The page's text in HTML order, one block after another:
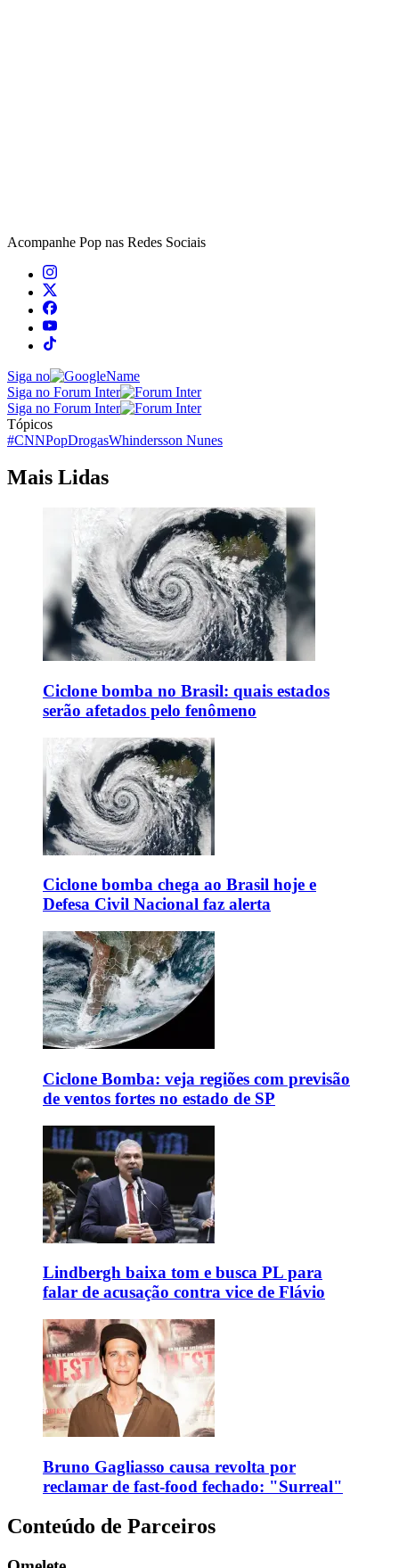
Acompanhe Pop nas Redes Sociais
Siga no
Siga no Forum Inter
Siga no Forum Inter
Tópicos
#CNNPopDrogasWhindersson Nunes
Mais Lidas
Ciclone bomba no Brasil: quais estados
serão afetados pelo fenômeno
Ciclone bomba chega ao Brasil hoje e
Defesa Civil Nacional faz alerta
Ciclone Bomba: veja regiões com previsão
de ventos fortes no estado de SP
Lindbergh baixa tom e busca PL para
falar de acusação contra vice de Flávio
Bruno Gagliasso causa revolta por
reclamar de fast-food fechado: "Surreal"
Conteúdo de Parceiros